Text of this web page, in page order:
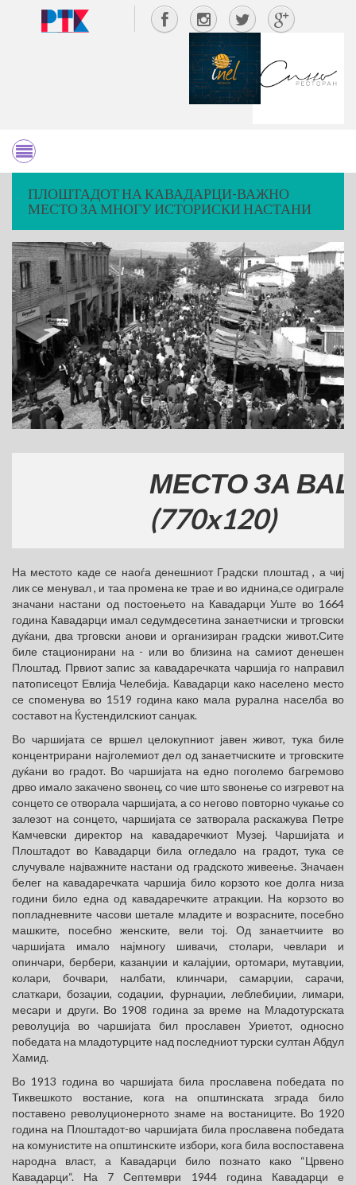
ПЛОШТАДОТ НА КАВАДАРЦИ-ВАЖНО
МЕСТО ЗА МНОГУ ИСТОРИСКИ НАСТАНИ
МЕСТО ЗА
(770x120)
На местото каде се наоѓа денешниот Градски плоштад , а чиј
лик се менувал , и таа промена ке трае и во иднина,се одиграле
значани настани од постоењето на Кавадарци Уште во 1664
година Кавадарци имал седумдесетина занаетчиски и трговски
дуќани, два трговски анови и организиран градски живот.Сите
биле стационирани на - или во близина на самиот денешен
Плоштад. Првиот запис за кавадаречката чаршија го направил
патописецот Евлија Челебија. Кавадарци како населено место
се споменува во 1519 година како мала рурална населба во
составот на Ќустендилскиот санџак.
Во чаршијата се вршел целокупниот јавен живот, тука биле
концентрирани најголемиот дел од занаетчиските и трговските
дуќани во градот. Во чаршијата на едно поголемо багремово
дрво имало закачено ѕвонец, со чие што ѕвонење со изгревот на
сонцето се отворала чаршијата, а со негово повторно чукање со
залезот на сонцето, чаршијата се затворала раскажува Петре
Камчевски директор на кавадаречкиот Музеј. Чаршијата и
Плоштадот во Кавадарци била огледало на градот, тука се
случувале најважните настани од градското живеење. Значаен
белег на кавадаречката чаршија било корзото кое долга низа
години било една од кавадаречките атракции. На корзото во
попладневните часови шетале младите и возрасните, посебно
машките, посебно женските, вели тој. Од занаетчиите во
чаршијата имало најмногу шивачи, столари, чевлари и
опинчари, бербери, казанџии и калајџии, ортомари, мутавџии,
колари, бочвари, налбати, клинчари, самарџии, сарачи,
слаткари, бозаџии, содаџии, фурнаџии, леблебиџии, лимари,
месари и други. Во 1908 година за време на Младотурската
револуција во чаршијата бил прославен Уриетот, односно
победата на младотурците над последниот турски султан Абдул
Хамид.
Во 1913 година во чаршијата била прославена победата по
Тиквешкото востание, кога на општинската зграда било
поставено револуционерното знаме на востаниците. Во 1920
година на Плоштадот-во чаршијата била прославена победата
на комунистите на општинските избори, кога била воспоставена
народна власт, а Кавадарци било познато како “Црвено
Кавадарци“. На 7 Септември 1944 година Кавадарци е